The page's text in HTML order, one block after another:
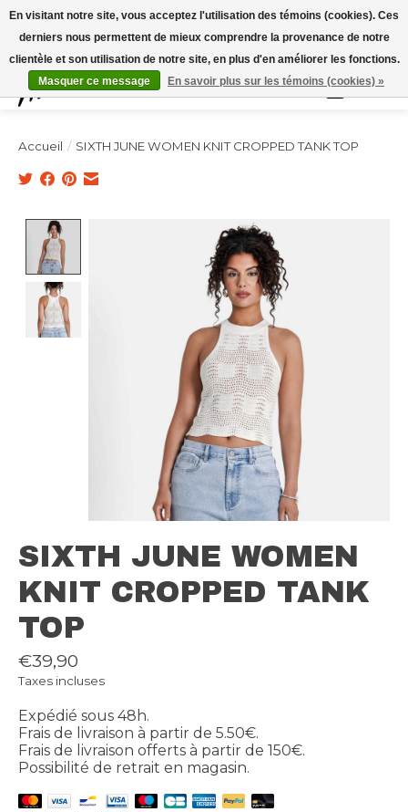
Expédition sous 48h / Livraison gratuite dès 150€ d'achats / -10% avec le code
"4MILKZOO"
Liste de
Panier
Accueil / SIXTH JUNE WOMEN KNIT CROPPED TANK TOP
Product image slideshow Items
SIXTH JUNE WOMEN
KNIT CROPPED TANK
TOP
€39,90
Taxes incluses
Expédié sous 48h.
Frais de livraison à partir de 5.50€.
Frais de livraison offerts à partir de 150€.
Possibilité de retrait en magasin.
En visitant notre site, vous acceptez l'utilisation des témoins (cookies). Ces
derniers nous permettent de mieux comprendre la provenance de notre
clientèle et son utilisation de notre site, en plus d'en améliorer les fonctions.
Masquer ce message
En savoir plus sur les témoins (cookies) »